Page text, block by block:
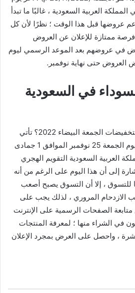
العربية السعودية ، غالبًا ما تبدأ
عروضها قبل هذا الوقت ؛ نظرًا لأن كل
ممتازة للإعلان عن العروض
في عروضهم بعد الموعد الرسمي ليوم
العروض حتى نهاية نوفمبر.
في السعودية
ما هو موعد العد التنازلي لتخفيضات الجمعة البيضاء 2022؟ تأتي
الجمعة السوداء هذا العام يوم الجمعة 25 نوفمبر الموافق 1 جمادى
المملكة العربية السعودية التقويم الهجري
إلى أن هذا اليوم على الرغم من أنه
، إلا أن التسوق يصبح أصعب
المروري ، لذلك يجب على
الصفحات الرسمية على الإنترنت
في الشراء منها ؛ لمعرفة المنتجات
، واحصل على العرض بمجرد الإعلان